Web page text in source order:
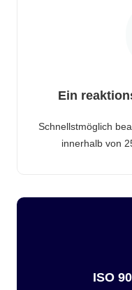
Ein
Schnellstmöglich
innerhalb von
ISO